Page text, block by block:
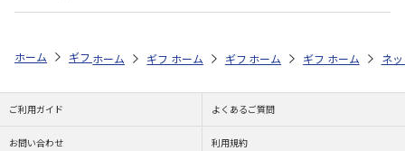
ホーム ギフトストア お年賀ギフト特集 全商品一覧 ～2,000円未
ホーム ギフトストア お年賀ギフト特集 全商品一覧
ホーム ギフトストア お年賀ギフト特集
ホーム ギフト通販 商
ホーム ネ
ご利用ガイド よくあるご質問
お問い合わせ 利用規約